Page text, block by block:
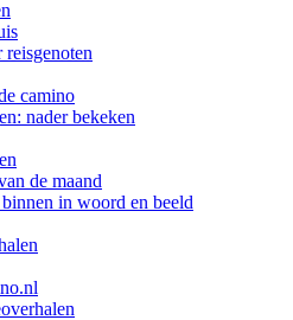
reisgenoten
camino
nader bekeken
de maand
in woord en beeld